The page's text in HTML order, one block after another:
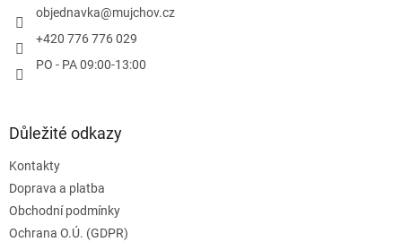
objednavka@mujchov.cz
+420 776 776 029
PO - PA 09:00-13:00
Důležité odkazy
Kontakty
Doprava a platba
Obchodní podmínky
Ochrana O.Ú. (GDPR)